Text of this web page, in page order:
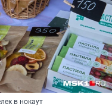
в нокаут